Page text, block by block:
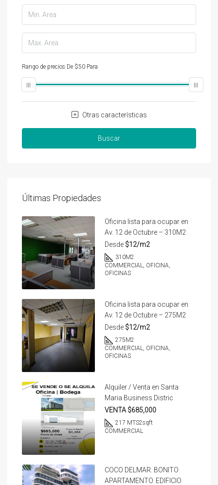
Rango de precios De $50 Para
Otras características
Buscar
Últimas Propiedades
Oficina lista para ocupar en
Av. 12 de Octubre – 310M2
Desde $12/m2
310M2
COMMERCIAL, OFICINA,
OFICINAS
Oficina lista para ocupar en
Av. 12 de Octubre – 275M2
Desde $12/m2
275M2
COMMERCIAL, OFICINA,
OFICINAS
Alquiler / Venta en Santa
Maria Business Distric
VENTA $685,000
217 MTS2sqft
COMMERCIAL
COCO DELMAR. BONITO
APARTAMENTO. EDIFICIO